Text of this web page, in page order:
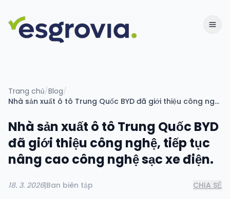
Trang chủ/Blog/
Nhà sản xuất ô tô Trung Quốc BYD đã giới thiệu công nghệ, tiếp tục nâng cao công nghệ sạc xe điện.
Nhà sản xuất ô tô Trung Quốc BYD
đã giới thiệu công nghệ, tiếp tục
nâng cao công nghệ sạc xe điện.
18. 3. 2026|Ban biên tập CHIA SẺ